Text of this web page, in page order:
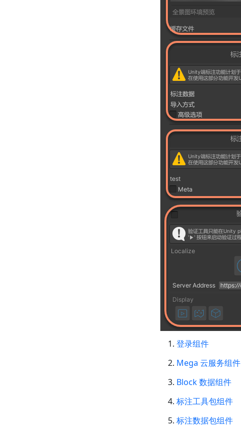
登录组件
Mega 云服务组件
Block 数据组件
标注工具包组件
标注数据包组件